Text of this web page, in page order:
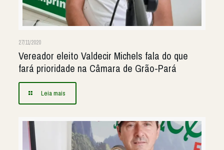
27/11/2020
Vereador eleito Valdecir Michels fala do que
fará prioridade na Câmara de Grão-Pará
Leia mais